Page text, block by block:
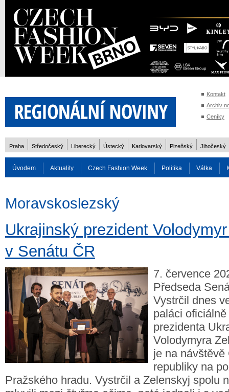
Kontakt
Archiv
Ceníky
Praha Středočeský Liberecký Ústecký Karlovarský Plzeňský Jihočeský
Úvodem Aktuality Czech Fashion Week Politika Válka
Moravskoslezský
Ukrajinský prezident
v Senátu ČR
7. července
Předseda
Vystrčil dnes
paláci
prezidenta
Volodymyra
je na návštěvě
republiky na
Pražského hradu. Vystrčil a Zelenskyj spolu